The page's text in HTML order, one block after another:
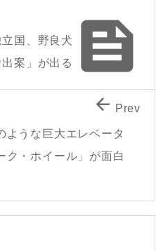

国、野良犬
案」が出る
ような巨大エレベータ
ク・ホイール」が面白
 Prev